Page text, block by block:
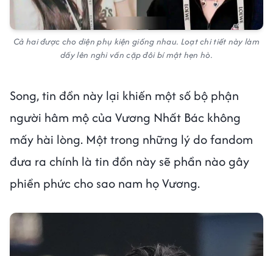
Cả hai được cho diện phụ kiện giống nhau. Loạt chi tiết này làm
dấy lên nghi vấn cặp đôi bí mật hẹn hò.
Song, tin đồn này lại khiến một số bộ phận
người hâm mộ của Vương Nhất Bác không
mấy hài lòng. Một trong những lý do fandom
đưa ra chính là tin đồn này sẽ phần nào gây
phiền phức cho sao nam họ Vương.